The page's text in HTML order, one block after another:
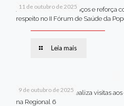
11 de outubro de 2025
Jaboatão celebra avanços e reforça
respeito no II Fórum de Saúde da
Leia mais
9 de outubro de 2025
Van dos secretários realiza visitas
na Regional 6